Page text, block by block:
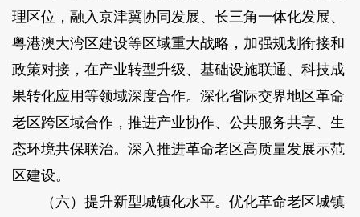
理区位，融入京津冀协同发展、长三角一体化发展、
粤港澳大湾区建设等区域重大战略，加强规划衔接和
政策对接，在产业转型升级、基础设施联通、科技成
果转化应用等领域深度合作。深化省际交界地区革命
老区跨区域合作，推进产业协作、公共服务共享、生
态环境共保联治。深入推进革命老区高质量发展示范
区建设。
（六）提升新型城镇化水平。优化革命老区城镇